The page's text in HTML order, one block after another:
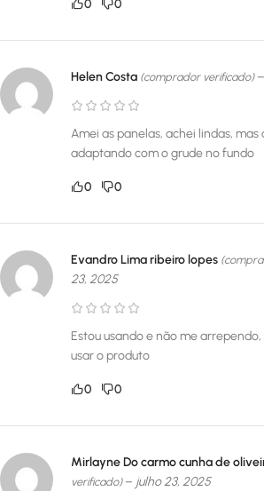
0 0
Helen Costa (comprador verificado) –
Amei as panelas, achei lindas,
adaptando com o grude no fundo
0 0
Evandro Lima ribeiro lopes
23, 2025
Estou usando e não me
usar o produto
0 0
Mirlayne Do carmo cunha de
verificado) – julho 23, 2025